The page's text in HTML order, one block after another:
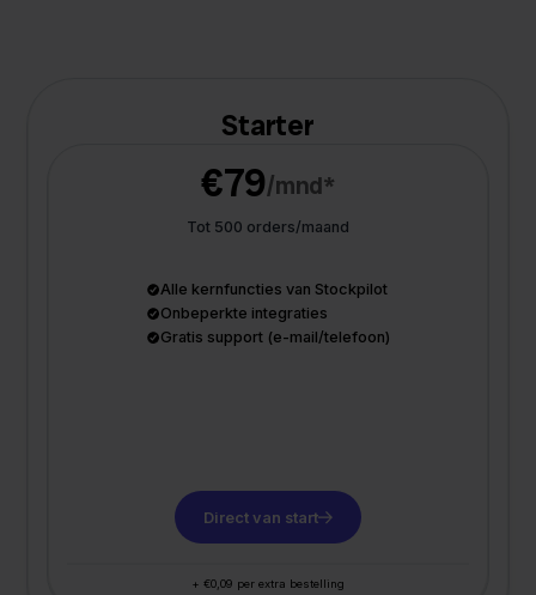
Starter
€79/mnd*
Tot 500 orders/maand
Alle kernfuncties van Stockpilot
Onbeperkte integraties
Gratis support (e-mail/telefoon)
Direct van start
+ €0,09 per extra bestelling